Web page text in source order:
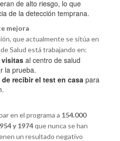
eran de alto riesgo, lo que
de la detección temprana.
mejora
que actualmente se sitúa en
Salud está trabajando en:
visitas al centro de salud
la prueba.
recibir el test en casa para
en el programa a 154.000
y 1974que nunca se han
un resultado negativo